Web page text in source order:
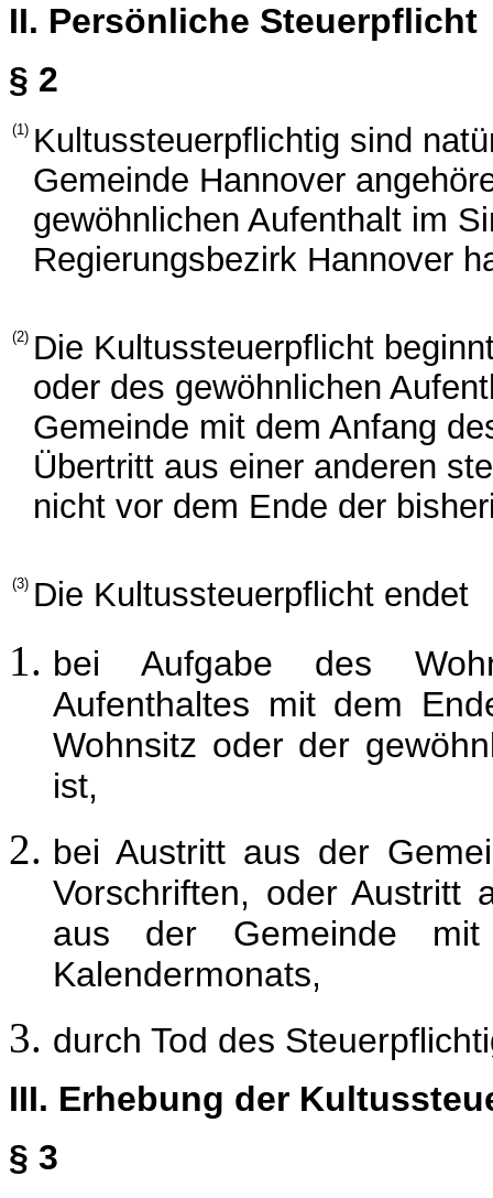
II. Persönliche Steuerpflicht
§ 2
(1) Kultussteuerpflichtig sind
Gemeinde Hannover
gewöhnlichen Aufenthalt im
Regierungsbezirk Hannover
(2) Die Kultussteuerpflicht
oder des gewöhnlichen
Gemeinde mit dem Anfang
Übertritt aus einer anderen
nicht vor dem Ende der
(3) Die Kultussteuerpflicht endet
bei Aufgabe des
Aufenthaltes mit dem
Wohnsitz oder der
ist,
bei Austritt aus der
Vorschriften, oder Austritt
aus der Gemeinde
Kalendermonats,
durch Tod des
III. Erhebung der
§ 3